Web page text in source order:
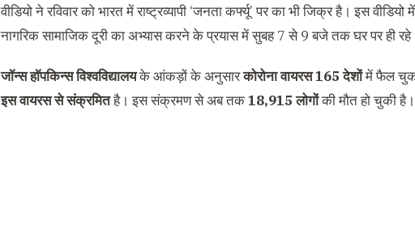
वीडियो ने रविवार को भारत में राष्‍ट्रव्‍यापी ‘जनता कर्फ्यू’ पर का भी जिक्र है। इस
नागरिक सामाजिक दूरी का अभ्यास करने के प्रयास में सुबह 7 से 9 बजे तक घर पर ही
जॉन्स हॉपकिन्स विश्वविद्यालयके आंकड़ों के अनुसारकोरोना वायरस 165 देशोंमें फैल
इस वायरस से संक्रमितहै। इस संक्रमण से अब तक18,915 लोगोंकी मौत हो चुकी है।